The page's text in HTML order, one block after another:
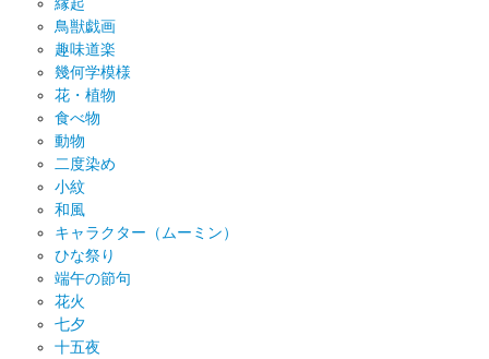
鳥獣戯画
趣味道楽
幾何学模様
花・植物
食べ物
動物
二度染め
小紋
和風
キャラクター（ムーミン）
ひな祭り
端午の節句
花火
七夕
十五夜